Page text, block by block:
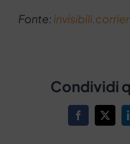
Fonte:
Condividi
Facebook
X